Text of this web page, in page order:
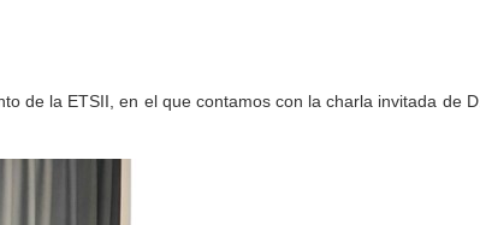
de la ETSII, en el que contamos con la charla invitada de D.